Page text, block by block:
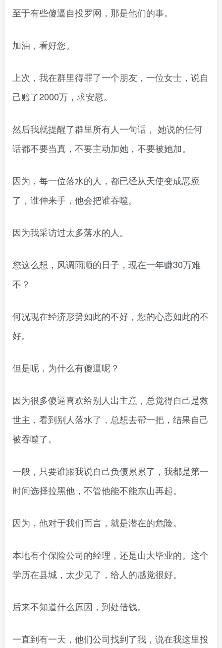
至于有些傻逼自投罗网，那是他们的事。
加油，看好您。
上次，我在群里得罪了一个朋友，一位女士，说自
己赔了2000万，求安慰。
然后我就提醒了群里所有人一句话， 她说的任何
话都不要当真，不要主动加她，不要被她加。
因为，每一位落水的人，都已经从天使变成恶魔
了，谁伸来手，他会把谁吞噬。
因为我采访过太多落水的人。
您这么想，风调雨顺的日子，现在一年赚30万难
不？
何况现在经济形势如此的不好，您的心态如此的不
好。
但是呢，为什么有傻逼呢？
因为很多傻逼喜欢给别人出主意，总觉得自己是救
世主，看到别人落水了，总想去帮一把，结果自己
被吞噬了。
一般，只要谁跟我说自己负债累累了，我都是第一
时间选择拉黑他，不管他能不能东山再起。
因为，他对于我们而言，就是潜在的危险。
本地有个保险公司的经理，还是山大毕业的。这个
学历在县城，太少见了，给人的感觉很好。
后来不知道什么原因，到处借钱。
一直到有一天，他们公司找到了我，说在我这里投